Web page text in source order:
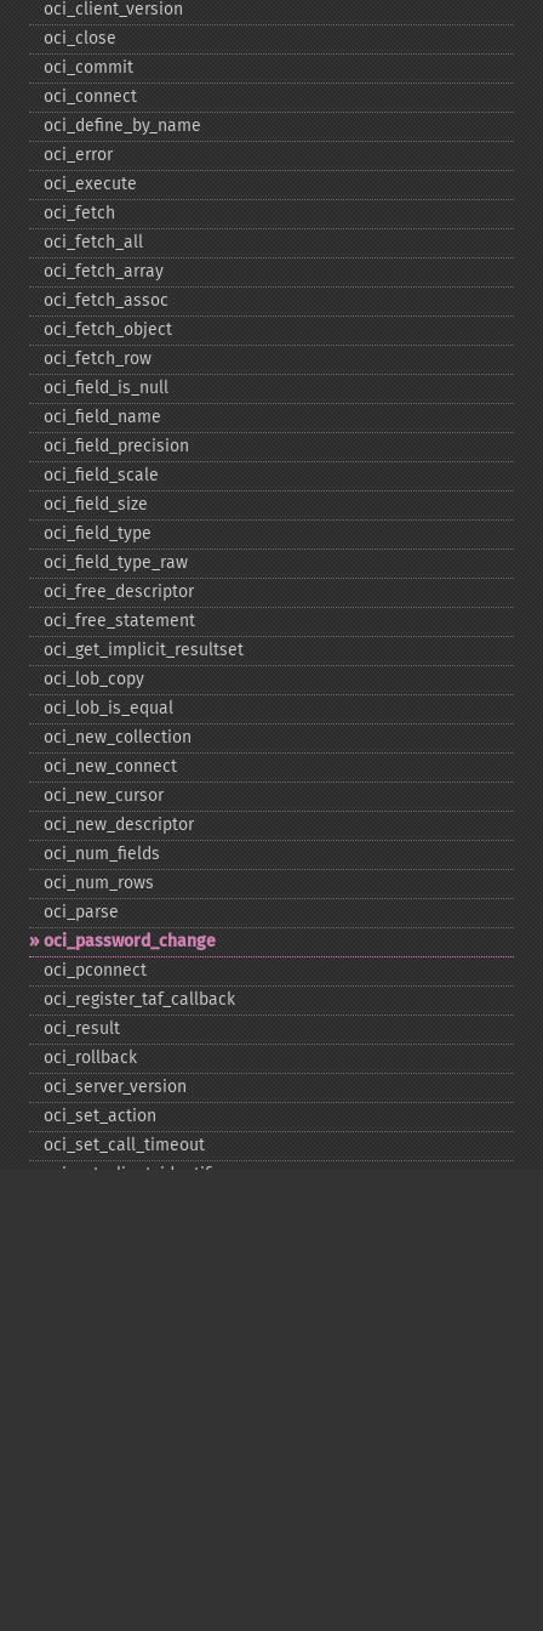
oci_​client_​version
oci_​close
oci_​commit
oci_​connect
oci_​define_​by_​name
oci_​error
oci_​execute
oci_​fetch
oci_​fetch_​all
oci_​fetch_​array
oci_​fetch_​assoc
oci_​fetch_​object
oci_​fetch_​row
oci_​field_​is_​null
oci_​field_​name
oci_​field_​precision
oci_​field_​scale
oci_​field_​size
oci_​field_​type
oci_​field_​type_​raw
oci_​free_​descriptor
oci_​free_​statement
oci_​get_​implicit_​resultset
oci_​lob_​copy
oci_​lob_​is_​equal
oci_​new_​collection
oci_​new_​connect
oci_​new_​cursor
oci_​new_​descriptor
oci_​num_​fields
oci_​num_​rows
oci_​parse
oci_​password_​change
oci_​pconnect
oci_​register_​taf_​callback
oci_​result
oci_​rollback
oci_​server_​version
oci_​set_​action
oci_​set_​call_​timeout
oci_​set_​client_​identifier